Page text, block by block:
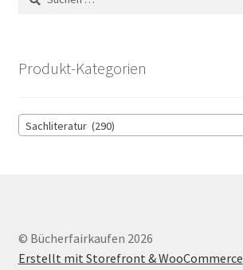
nach:
Produkt-Kategorien
Sachliteratur (290)
© Bücherfairkaufen 2026
Erstellt mit Storefront & WooCommerce